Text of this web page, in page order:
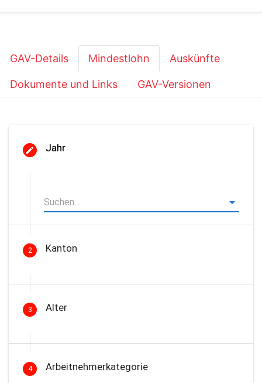
GAV-Details Mindestlohn Auskünfte
Dokumente und Links GAV-Versionen
Jahr
2 Kanton
3 Alter
4 Arbeitnehmerkategorie